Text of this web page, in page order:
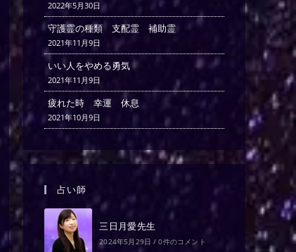
2022年5月30日
守護霊の種類 支配霊 補助霊
2021年11月9日
いい人をやめる勇気
2021年11月9日
疲れた時 幸運 休息
2021年10月9日
占い師
三日月愛先生
2024年5月29日 / 0件のコメント